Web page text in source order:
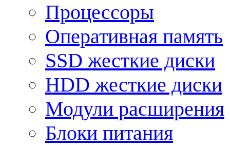
Процессоры
Оперативная память
SSD жесткие диски
HDD жесткие диски
Модули расширения
Блоки питания